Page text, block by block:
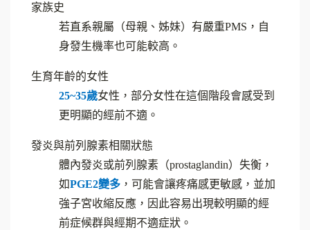
家族史
若直系親屬（母親、姊妹）有嚴重PMS，自
身發生機率也可能較高。
生育年齡的女性
25~35歲女性，部分女性在這個階段會感受到
更明顯的經前不適。
發炎與前列腺素相關狀態
體內發炎或前列腺素（prostaglandin）失衡，
如PGE2變多 ，可能會讓疼痛感更敏感，並加
強子宮收縮反應，因此容易出現較明顯的經
前症候群與經期不適症狀。